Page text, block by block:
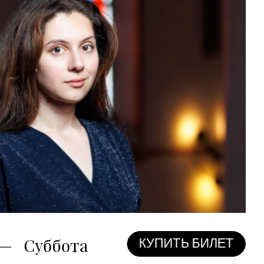
Суббота КУПИТЬ БИЛЕТ